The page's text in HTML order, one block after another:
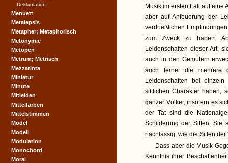
Musik im ersten Fall auf eine
aber auf Anfeuerung der
verdrießlichen
zum Zweck zu haben.
Leidenschaften dieser Art,
auch in den Gemütern
auch ferner die mehrere
Leidenschaften bei
sittlichen Charakter haben,
ganzer Völker, insofern es
der Tat sind die
Schilderung der Sitten. Sie
nachlässig, wie die Sitten der
Dass aber die Musik
Kenntnis ihrer
Deklamation
Menuett
Metalepsis
Metapher; Metaphorisch
Metonymie
Metopen
Metrum; Metrisch
Mezzatinta
Miniatur
Minute
Mitleiden
Mittelfarben
Mittelstimmen
Model
Modell
Modulation
Monochord
Moral